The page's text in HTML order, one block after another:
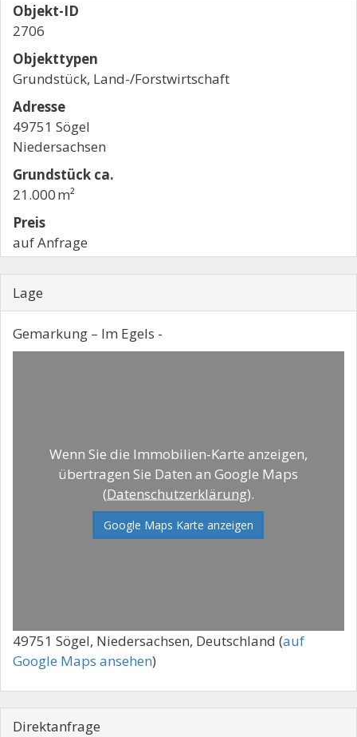
Objekt-ID
2706
Objekttypen
Grundstück, Land-/Forstwirtschaft
Adresse
49751 Sögel
Niedersachsen
Grund­stück ca.
21.000 m²
Preis
auf Anfrage
Lage
Gemarkung – Im Egels -
Wenn Sie die Immobilien-Karte anzeigen,
übertragen Sie Daten an Google Maps
(Datenschutzerklärung).
Google Maps Karte anzeigen
49751 Sögel, Niedersachsen, Deutschland (auf
Google Maps ansehen)
Direktanfrage